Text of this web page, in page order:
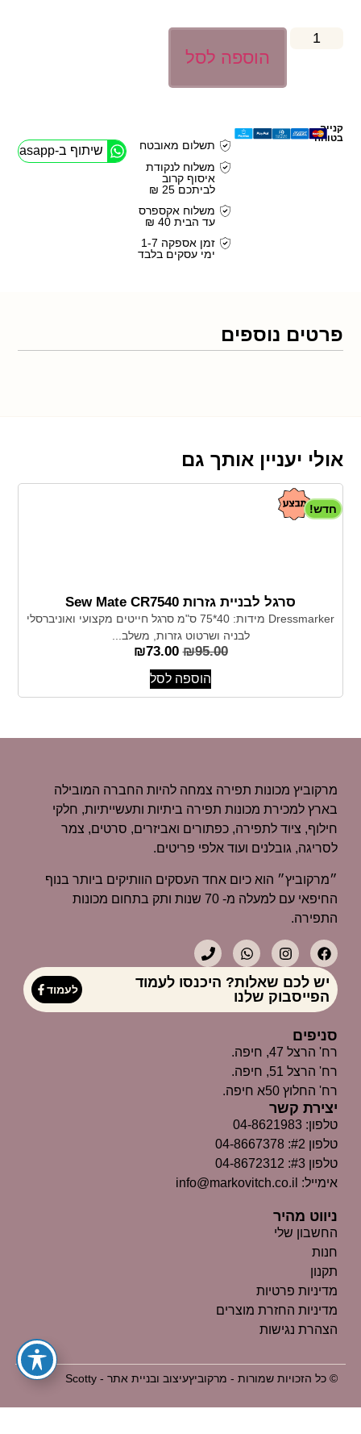
הוספה לסל
קנייה
בטוחה
תשלום מאובטח
משלוח לנקודת
איסוף קרוב
לביתכם 25 ₪
משלוח אקספרס
עד הבית 40 ₪
זמן אספקה 1-7
ימי עסקים בלבד
שיתוף ב-Whasapp
פרטים נוספים
אולי יעניין אותך גם
חדש!
סרגל לבניית גזרות Sew Mate CR7540
Dressmarker מידות: 40*75 ס"מ סרגל חייטים מקצועי ואוניברסלי
לבניה ושרטוט גזרות, משלב...
₪95.00
₪73.00
הוספה לסל
מרקוביץ מכונות תפירה צמחה להיות החברה המובילה
בארץ למכירת מכונות תפירה ביתיות ותעשייתיות, חלקי
חילוף, ציוד לתפירה, כפתורים ואביזרים, סרטים, צמר
לסריגה, גובלנים ועוד אלפי פריטים.
״מרקוביץ״ הוא כיום אחד העסקים הוותיקים ביותר בנוף
החיפאי עם למעלה מ- 70 שנות ותק בתחום מכונות
התפירה.
יש לכם שאלות? היכנסו לעמוד
הפייסבוק שלנו
לעמוד
ניווט מהיר
החשבון שלי
חנות
תקנון
מדיניות פרטיות
מדיניות החזרת מוצרים
הצהרת נגישות
סניפים
רח' הרצל 47, חיפה.
רח' הרצל 51, חיפה.
רח' החלוץ 50א חיפה.
יצירת קשר
טלפון: 04-8621983
טלפון #2: 04-8667378
טלפון #3: 04-8672312
אימייל: info@markovitch.co.il
© כל הזכויות שמורות - מרקוביץעיצוב ובניית אתר - Scotty